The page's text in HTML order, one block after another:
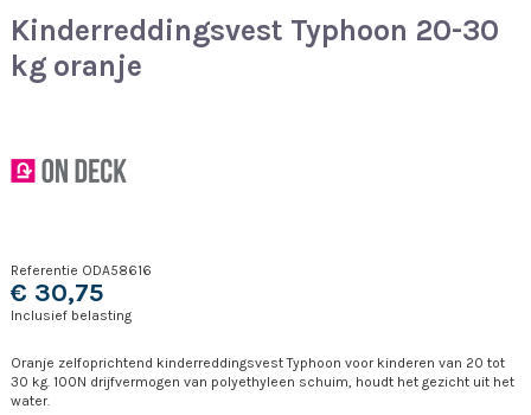
Kinderreddingsvest Typhoon 20-30
kg oranje
Referentie ODA58616
€ 30,75
Inclusief belasting
Oranje zelfoprichtend kinderreddingsvest Typhoon voor kinderen van 20 tot
30 kg. 100N drijfvermogen van polyethyleen schuim, houdt het gezicht uit het
water.